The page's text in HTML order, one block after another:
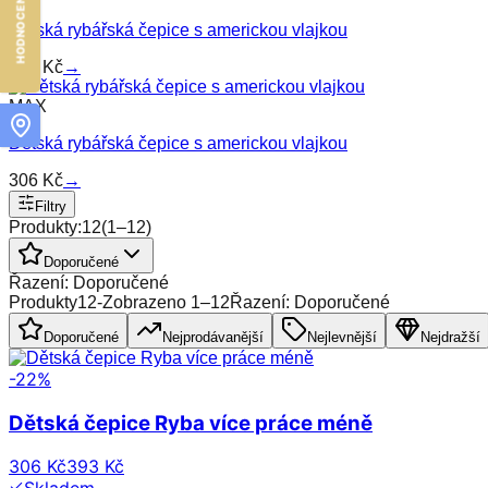
Dětská rybářská čepice s americkou vlajkou
306
Kč→
MAX
Dětská rybářská čepice s americkou vlajkou
306 Kč→
Filtry
Produkty:12(1–12)
Doporučené
Řazení: Doporučené
Produkty12-Zobrazeno 1–12Řazení: Doporučené
Doporučené Nejprodávanější Nejlevnější Nejdražší
-22%
Dětská čepice Ryba více práce méně
306 Kč393 Kč